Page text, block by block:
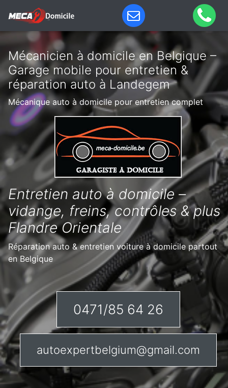
Mécanicien à domicile en Belgique –
Garage mobile pour entretien &
réparation auto à Landegem
Mécanique auto à domicile pour entretien complet
Entretien auto à domicile –
vidange, freins, contrôles & plus
Flandre Orientale
Réparation auto & entretien voiture à domicile partout
en Belgique
0471/85 64 26
autoexpertbelgium@gmail.com